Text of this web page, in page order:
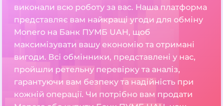
виконали всю роботу за вас. Наша платформа
представляє вам найкращі угоди для обміну
Monero на Банк ПУМБ UAH, щоб
максимізувати вашу економію та отримані
вигоди. Всі обмінники, представлені у нас,
пройшли ретельну перевірку та аналіз,
гарантуючи вам безпеку та надійність при
кожній операції. Чи потрібно вам продати